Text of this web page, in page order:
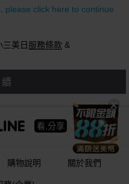
please click here to continue
美日 服務條款 &
看,分享
購物說明 關於我們